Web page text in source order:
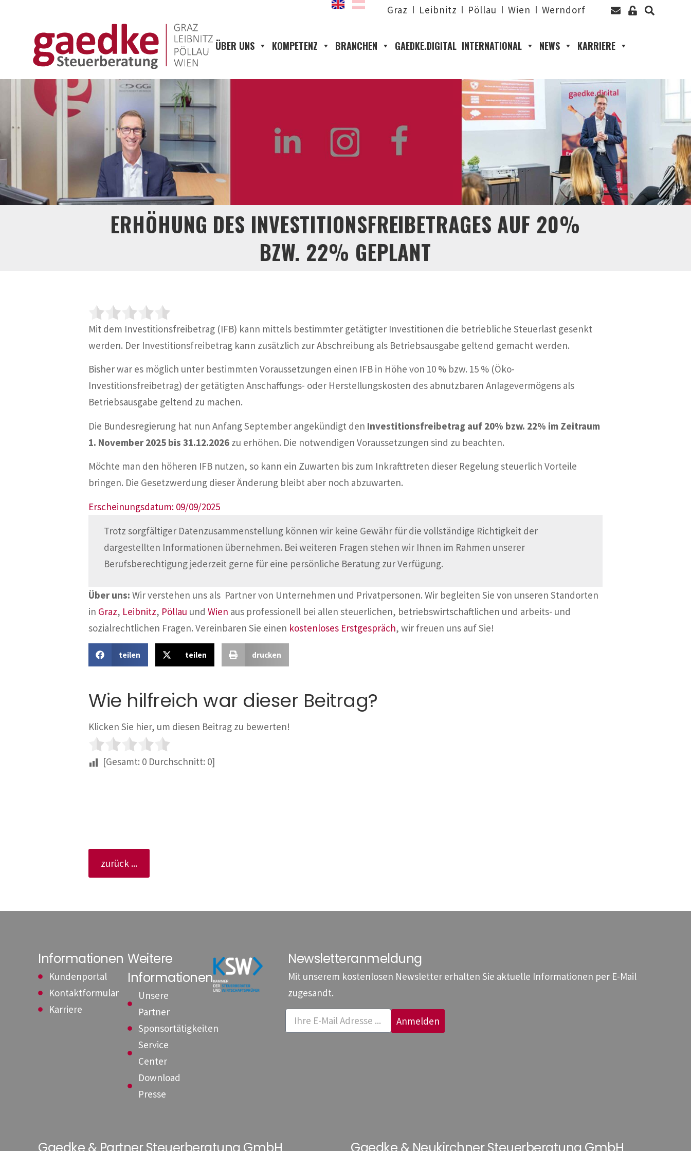
Graz Leibnitz Pöllau Wien Werndorf
ÜBER UNS KOMPETENZ BRANCHEN GAEDKE.DIGITAL INTERNATIONAL NEWS KARRIERE
ERHÖHUNG DES INVESTITIONSFREIBETRAGES AUF 20%
BZW. 22% GEPLANT
Mit dem Investitionsfreibetrag (IFB) kann mittels bestimmter getätigter Investitionen die betriebliche Steuerlast gesenkt
werden. Der Investitionsfreibetrag kann zusätzlich zur Abschreibung als Betriebsausgabe geltend gemacht werden.
Bisher war es möglich unter bestimmten Voraussetzungen einen IFB in Höhe von 10 % bzw. 15 % (Öko-
Investitionsfreibetrag) der getätigten Anschaffungs- oder Herstellungskosten des abnutzbaren Anlagevermögens als
Betriebsausgabe geltend zu machen.
Die Bundesregierung hat nun Anfang September angekündigt den Investitionsfreibetrag auf 20% bzw. 22% im Zeitraum
1. November 2025 bis 31.12.2026 zu erhöhen. Die notwendigen Voraussetzungen sind zu beachten.
Möchte man den höheren IFB nutzen, so kann ein Zuwarten bis zum Inkrafttreten dieser Regelung steuerlich Vorteile
bringen. Die Gesetzwerdung dieser Änderung bleibt aber noch abzuwarten.
Erscheinungsdatum: 09/09/2025
Trotz sorgfältiger Datenzusammenstellung können wir keine Gewähr für die vollständige Richtigkeit der
dargestellten Informationen übernehmen. Bei weiteren Fragen stehen wir Ihnen im Rahmen unserer
Berufsberechtigung jederzeit gerne für eine persönliche Beratung zur Verfügung.
Über uns: Wir verstehen uns als Partner von Unternehmen und Privatpersonen. Wir begleiten Sie von unseren Standorten
in Graz, Leibnitz, Pöllau und Wien aus professionell bei allen steuerlichen, betriebswirtschaftlichen und arbeits- und
sozialrechtlichen Fragen. Vereinbaren Sie einen kostenloses Erstgespräch, wir freuen uns auf Sie!
teilen teilen drucken
Wie hilfreich war dieser Beitrag?
Klicken Sie hier, um diesen Beitrag zu bewerten!
[Gesamt: 0 Durchschnitt: 0]
zurück ...
Informationen
Kundenportal
Kontaktformular
Karriere
Weitere
Informationen
Unsere
Partner
Sponsortätigkeiten
Service
Center
Download
Presse
Newsletteranmeldung
Mit unserem kostenlosen Newsletter erhalten Sie aktuelle Informationen per E-Mail
zugesandt.
Anmelden